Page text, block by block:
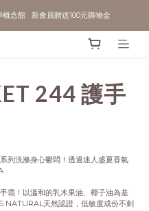
念館   新會員贈送100元購物金
244 護手
列洗滌身心鬱悶！透過迷人盛夏香氣
霜！以溫和的乳木果油、椰子油為基
NATURAL天然認證，低敏度成份不刺